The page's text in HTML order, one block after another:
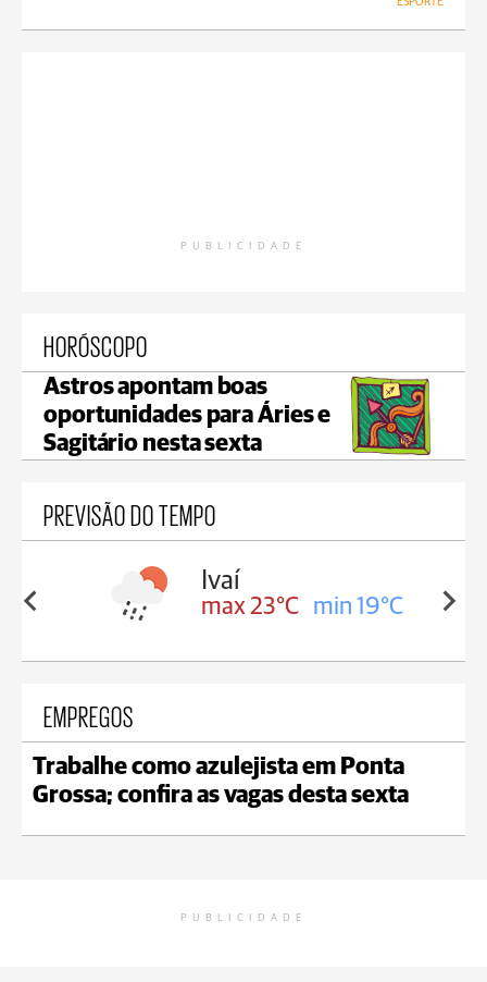
PUBLICIDADE
HORÓSCOPO
Astros apontam boas
oportunidades para Áries e
Sagitário nesta sexta
PREVISÃO DO TEMPO
17°C
Ivaí
max 23°C min 19°C
EMPREGOS
Trabalhe como azulejista em Ponta
Grossa; confira as vagas desta sexta
PUBLICIDADE